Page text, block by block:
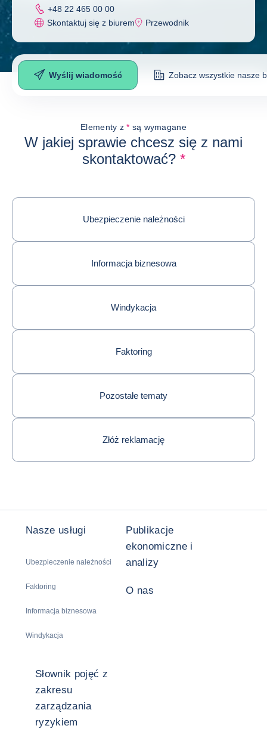
+48 22 465 00 00
Skontaktuj się z biurem
Przewodnik
Wyślij wiadomość Zobacz wszystkie nasze
Wyślij wiadomość
Elementy z* są wymagane
W jakiej sprawie chcesz się z nami
skontaktować? *
Ubezpieczenie należności
Informacja biznesowa
Windykacja
Faktoring
Pozostałe tematy
Złóż reklamację
Nasze usługi
Ubezpieczenie należności
Faktoring
Informacja biznesowa
Windykacja
Publikacje
ekonomiczne i
analizy
O nas
Słownik pojęć z
zakresu
zarządzania
ryzykiem